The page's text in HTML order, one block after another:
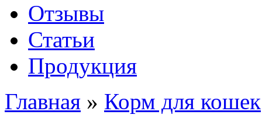
Отзывы
Статьи
Продукция
Главная » Корм для кошек